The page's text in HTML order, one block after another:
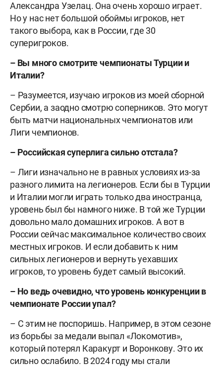
Александра Узелац. Она очень хорошо играет.
Но у нас нет большой обоймы игроков, нет
такого выбора, как в России, где 30
суперигроков.
– Вы много смотрите чемпионаты Турции и
Италии?
– Разумеется, изучаю игроков из моей сборной
Сербии, а заодно смотрю соперников. Это могут
быть матчи национальных чемпионатов или
Лиги чемпионов.
– Российская суперлигасильно отстала?
– Лиги изначально не в равных условиях из-за
разного лимита на легионеров. Если бы в Турции
и Италии могли играть только два иностранца,
уровень был бы намного ниже. В той же Турции
довольно мало домашних игроков. А вот в
России сейчас максимальное количество своих
местных игроков. И если добавить к ним
сильныхлегионеров и вернуть уехавших
игроков, то уровень будет самый высокий.
– Но ведь очевидно, что уровень конкуренции в
чемпионате России упал?
– С этим не поспоришь. Например, в этом сезоне
из борьбы за медали выпал «Локомотив»,
который потерял Каракурт и Воронкову. Это их
сильно ослабило. В 2024 году мы стали